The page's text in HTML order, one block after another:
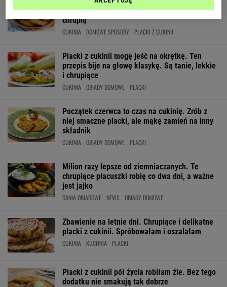
składnik zamiast mąki, dzięki czemu obłędnie
chrupią
CUKINIA DOMOWE SPOSOBY PLACKI Z CUKINII
Placki z cukinii mogę jeść na okrętkę. Ten
przepis bije na głowę klasykę. Są tanie, lekkie
i chrupiące
CUKINIA OBIADY DOMOWE PLACKI
Początek czerwca to czas na cukinię. Zrób z
niej smaczne placki, ale mąkę zamień na inny
składnik
CUKINIA OBIADY DOMOWE PLACKI
Milion razy lepsze od ziemniaczanych. Te
chrupiące placuszki robię co dwa dni, a ważne
jest jajko
DANIA OBIADOWE NEWS OBIADY DOMOWE
Zbawienie na letnie dni. Chrupiące i delikatne
placki z cukinii. Spróbowałam i oszalałam
CUKINIA KUCHNIA PLACKI
Placki z cukinii pół życia robiłam źle. Bez tego
dodatku nie smakują tak dobrze